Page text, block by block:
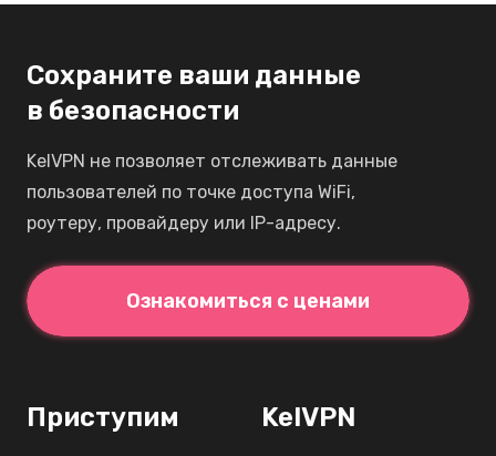
Сохраните ваши данные
в безопасности
KelVPN не позволяет отслеживать данные
пользователей по точке доступа WiFi,
роутеру, провайдеру или IP-адресу.
Ознакомиться с ценами
Приступим KelVPN